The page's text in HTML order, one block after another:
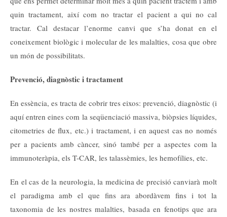
quin tractament, així com no tractar el pacient a qui no cal
tractar. Cal destacar l’enorme canvi que s’ha donat en el
coneixement biològic i molecular de les malalties, cosa que obre
un món de possibilitats.
Prevenció, diagnòstic i tractament
En essència, es tracta de cobrir tres eixos: prevenció, diagnòstic (i
aquí entren eines com la seqüenciació massiva, biòpsies líquides,
citometries de flux, etc.) i tractament, i en aquest cas no només
per a pacients amb càncer, sinó també per a aspectes com la
immunoteràpia, els T-CAR, les talassèmies, les hemofílies, etc.
En el cas de la neurologia, la medicina de precisió canviarà molt
el paradigma amb el que fins ara abordàvem fins i tot la
taxonomia de les nostres malalties, basada en fenotips que ara